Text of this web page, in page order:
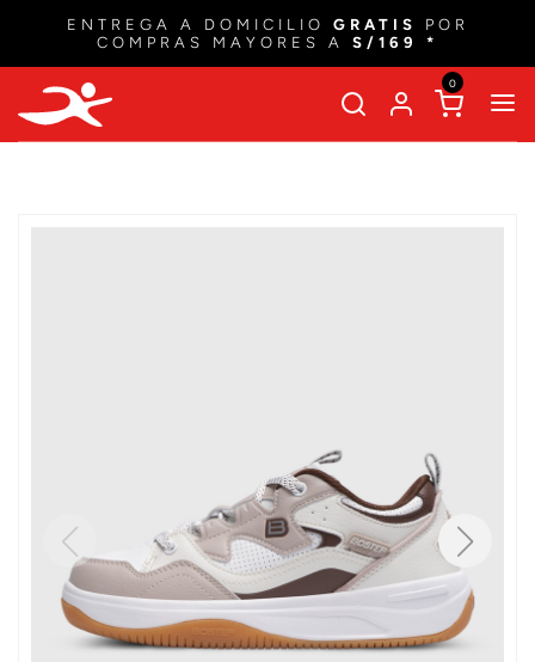
ENTREGA A DOMICILIO GRATIS
POR
COMPRAS MAYORES A S/169 *
0